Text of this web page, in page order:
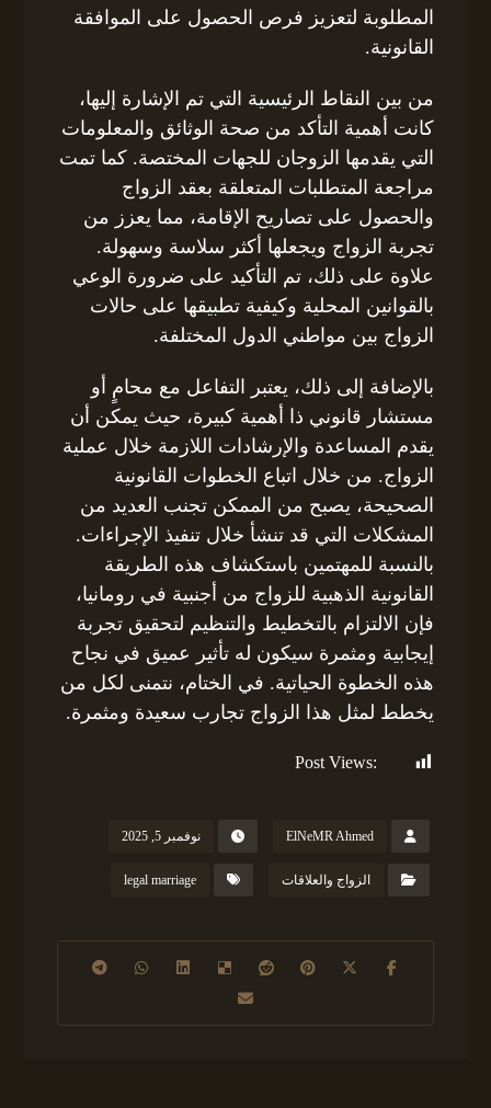
المطلوبة لتعزيز فرص الحصول على الموافقة
القانونية.
من بين النقاط الرئيسية التي تم الإشارة إليها،
كانت أهمية التأكد من صحة الوثائق والمعلومات
التي يقدمها الزوجان للجهات المختصة. كما تمت
مراجعة المتطلبات المتعلقة بعقد الزواج
والحصول على تصاريح الإقامة، مما يعزز من
تجربة الزواج ويجعلها أكثر سلاسة وسهولة.
علاوة على ذلك، تم التأكيد على ضرورة الوعي
بالقوانين المحلية وكيفية تطبيقها على حالات
الزواج بين مواطني الدول المختلفة.
بالإضافة إلى ذلك، يعتبر التفاعل مع محامٍ أو
مستشار قانوني ذا أهمية كبيرة، حيث يمكن أن
يقدم المساعدة والإرشادات اللازمة خلال عملية
الزواج. من خلال اتباع الخطوات القانونية
الصحيحة، يصبح من الممكن تجنب العديد من
المشكلات التي قد تنشأ خلال تنفيذ الإجراءات.
بالنسبة للمهتمين باستكشاف هذه الطريقة
القانونية الذهبية للزواج من أجنبية في رومانيا،
فإن الالتزام بالتخطيط والتنظيم لتحقيق تجربة
إيجابية ومثمرة سيكون له تأثير عميق في نجاح
هذه الخطوة الحياتية. في الختام، نتمنى لكل من
يخطط لمثل هذا الزواج تجارب سعيدة ومثمرة.
Post Views:
ElNeMR Ahmed نوفمبر 5, 2025
الزواج والعلاقات legal marriage